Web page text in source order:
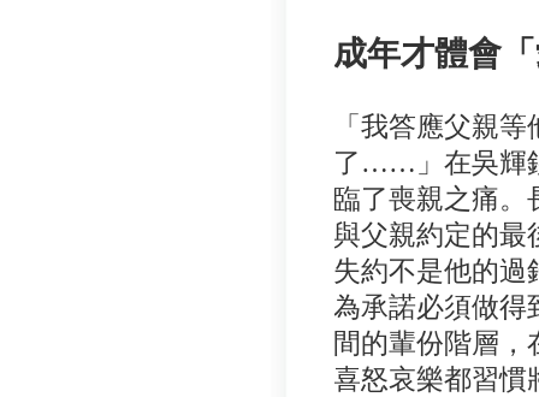
成年才體會
「我答應父親
了……」在吳輝
臨了喪親之痛。
與父親約定的最
失約不是他的過
為承諾必須做得
間的輩份階層
喜怒哀樂都習慣